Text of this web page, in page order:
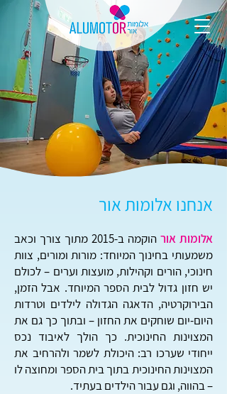
אנחנו אלומות אור
אלומות אור
הוקמה ב-2015 מתוך צורך וכאב
משמעותי בחינוך המיוחד: מורות ומורים, צוות
חינוכי, הורים וקהילות, מועצות וערים – לכולם
יש חזון גדול לבית הספר המיוחד. אבל הזמן,
הבירוקרטיה, הדאגה הגדולה לילדים וטרדות
היום-יום שוחקים את החזון – ובתוך כך גם את
המצוינות החינוכית. כך הולך לאיבוד נכס
ייחודי שערכו רב: היכולת לשמר ולהרחיב את
המצוינות החינוכית בתוך בית הספר ומחוצה לו
– בהווה, וגם עבור הילדים בעתיד.